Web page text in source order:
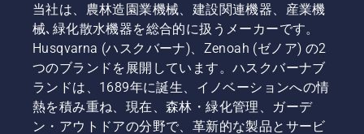
当社は、農林造園業機械、建設関連機器、産業機
械､緑化散水機器を総合的に扱うメーカーです。
Husqvarna (ハスクバーナ)、Zenoah (ゼノア) の2
つのブランドを展開しています。ハスクバーナブ
ランドは、1689年に誕生、イノベーションへの情
熱を積み重ね、現在、森林・緑化管理、ガーデ
ン・アウトドアの分野で、革新的な製品とサービ